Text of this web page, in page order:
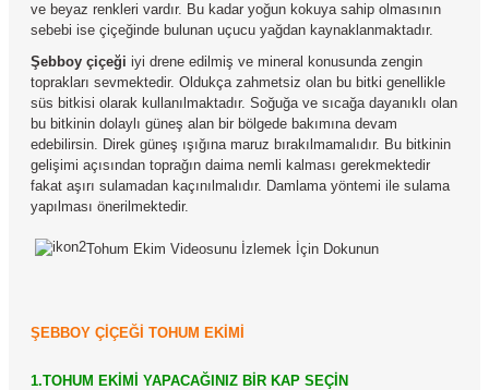
ve beyaz renkleri vardır. Bu kadar yoğun kokuya sahip olmasının
sebebi ise çiçeğinde bulunan uçucu yağdan kaynaklanmaktadır.
Şebboy çiçeği iyi drene edilmiş ve mineral konusunda zengin
toprakları sevmektedir. Oldukça zahmetsiz olan bu bitki genellikle
süs bitkisi olarak kullanılmaktadır. Soğuğa ve sıcağa dayanıklı olan
bu bitkinin dolaylı güneş alan bir bölgede bakımına devam
edebilirsin. Direk güneş ışığına maruz bırakılmamalıdır. Bu bitkinin
gelişimi açısından toprağın daima nemli kalması gerekmektedir
fakat aşırı sulamadan kaçınılmalıdır. Damlama yöntemi ile sulama
yapılması önerilmektedir.
Tohum Ekim Videosunu İzlemek İçin Dokunun
ŞEBBOY ÇİÇEĞİ TOHUM EKİMİ
1.TOHUM EKİMİ YAPACAĞINIZ BİR KAP SEÇİN